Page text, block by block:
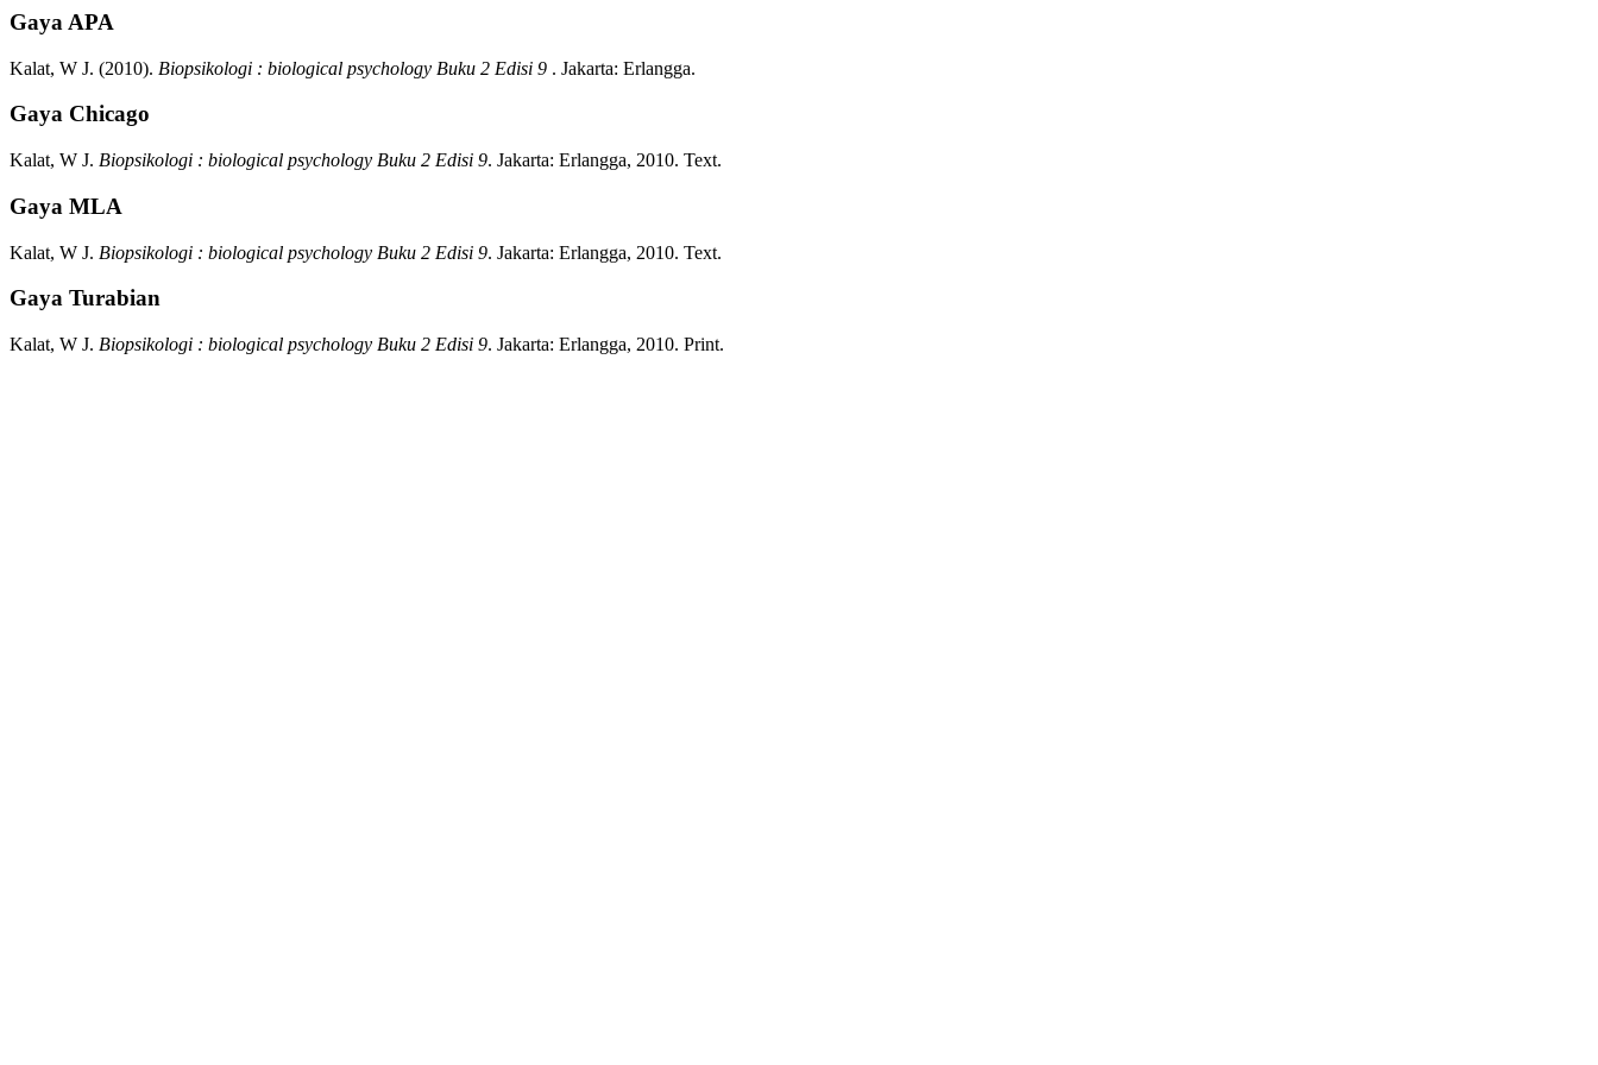
Gaya APA
Kalat, W J. (2010). Biopsikologi : biological psychology Buku 2 Edisi 9 . Jakarta: Erlangga.
Gaya Chicago
Kalat, W J. Biopsikologi : biological psychology Buku 2 Edisi 9. Jakarta: Erlangga, 2010. Text.
Gaya MLA
Kalat, W J. Biopsikologi : biological psychology Buku 2 Edisi 9. Jakarta: Erlangga, 2010. Text.
Gaya Turabian
Kalat, W J. Biopsikologi : biological psychology Buku 2 Edisi 9. Jakarta: Erlangga, 2010. Print.